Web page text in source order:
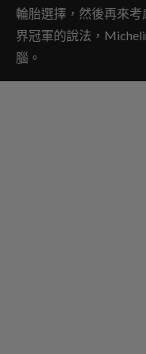
輪胎選擇，然後再來
界冠軍的說法，
腦。